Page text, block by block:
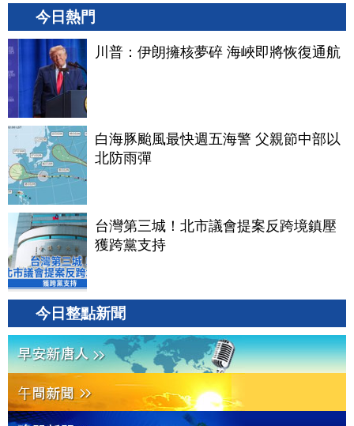
今日熱門
川普：伊朗擁核夢碎 海峽即將恢復通航
白海豚颱風最快週五海警 父親節中部以
北防雨彈
台灣第三城！北市議會提案反跨境鎮壓
獲跨黨支持
今日整點新聞